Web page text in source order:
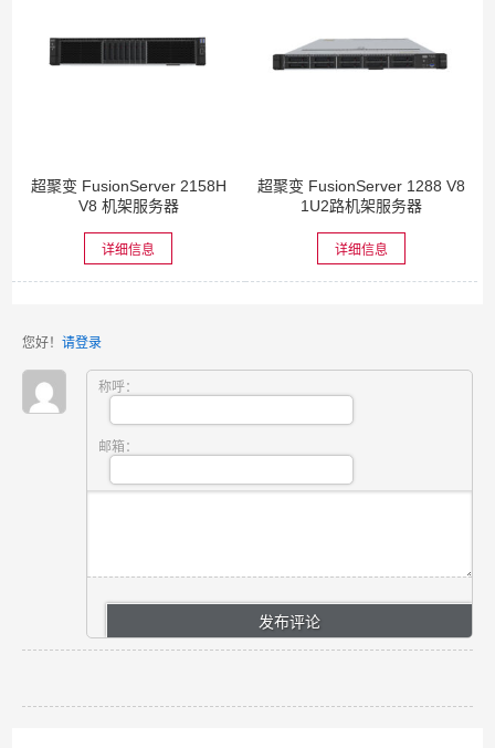
超聚变 FusionServer 2158H
V8 机架服务器
详细信息
超聚变 FusionServer 1288 V8
1U2路机架服务器
详细信息
您好！ 请登录
称呼：
邮箱：